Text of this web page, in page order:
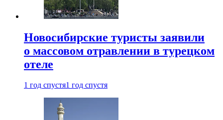
Новосибирские туристы заявили
о массовом отравлении в турецком
отеле
1 год спустя1 год спустя